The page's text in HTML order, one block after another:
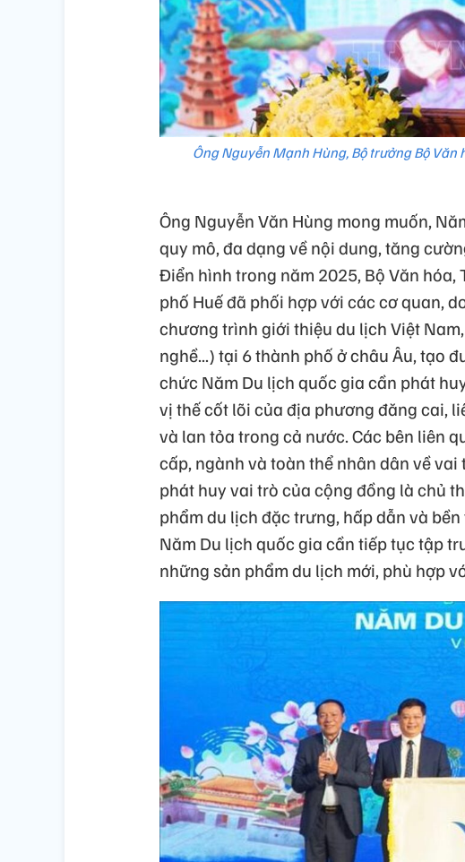
Ông Nguyễn Mạnh Hùng, Bộ trưởng Bộ
Ông Nguyễn Văn Hùng mong muốn,
quy mô, đa dạng về nội dung, tăng
Điển hình trong năm 2025, Bộ Văn
phố Huế đã phối hợp với các cơ quan,
chương trình giới thiệu du lịch Việt
nghề...) tại 6 thành phố ở châu Âu, tạo
chức Năm Du lịch quốc gia cần phát
vị thế cốt lõi của địa phương đăng cai,
và lan tỏa trong cả nước. Các bên liên
cấp, ngành và toàn thể nhân dân về
phát huy vai trò của cộng đồng là chủ
phẩm du lịch đặc trưng, hấp dẫn và
Năm Du lịch quốc gia cần tiếp tục tập
những sản phẩm du lịch mới, phù hợp